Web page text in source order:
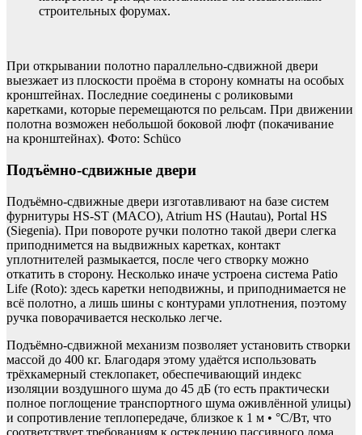
строительных форумах.
При открывании полотно параллельно-сдвижной двери
выезжает из плос­кости проёма в сторону комнаты на особых
кронштейнах. Последние соединены с роликовыми
каретками, которые перемещаются по рельсам. При движении
полотна возможен небольшой боковой люфт (покачивание
на кронштейнах). Фото: Schüco
Подъёмно-сдвижные двери
Подъёмно-сдвижные двери изготавливают на базе систем
фурнитуры HS-ST (MACO), Atrium HS (Hautau), Portal HS
(Siegenia). При повороте ручки полотно такой двери слегка
приподнимется на выдвижных каретках, контакт
уплотнителей размыкается, после чего створку можно
откатить в сторону. Несколько иначе устроена система Patio
Life (Roto): здесь каретки неподвижны, и приподнимается не
всё полотно, а лишь шины с контурами уплотнения, поэтому
ручка поворачивается несколько легче.
Подъёмно-сдвижной механизм позволяет установить створки
массой до 400 кг. Благодаря этому удаётся использовать
трёхкамерный стеклопакет, обеспечивающий индекс
изоляции воздушного шума до 45 дБ (то есть практически
полное поглощение транспортного шума оживлённой улицы)
и сопротивление теп­лопередаче, близкое к 1 м • °С/Вт, что
соответствует требованиям к остеклению пассивного дома.